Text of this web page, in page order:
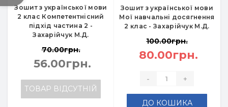
Зошит з української мови
2 клас Компетентнісний
підхід частина 2 -
Захарійчук М.Д.
70.00грн.
56.00грн.
ТОВАР ВІДСУТНІЙ
Зошит з української мови
Мої навчальні досягнення
2 клас - Захарійчук М.Д.
100.00грн.
80.00грн.
- +
ДО КОШИКА